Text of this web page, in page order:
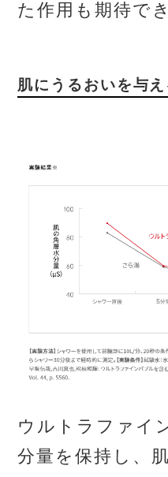
た作用も期待で
肌にうるおいを与え
ウルトラファイ
分量を保持し、